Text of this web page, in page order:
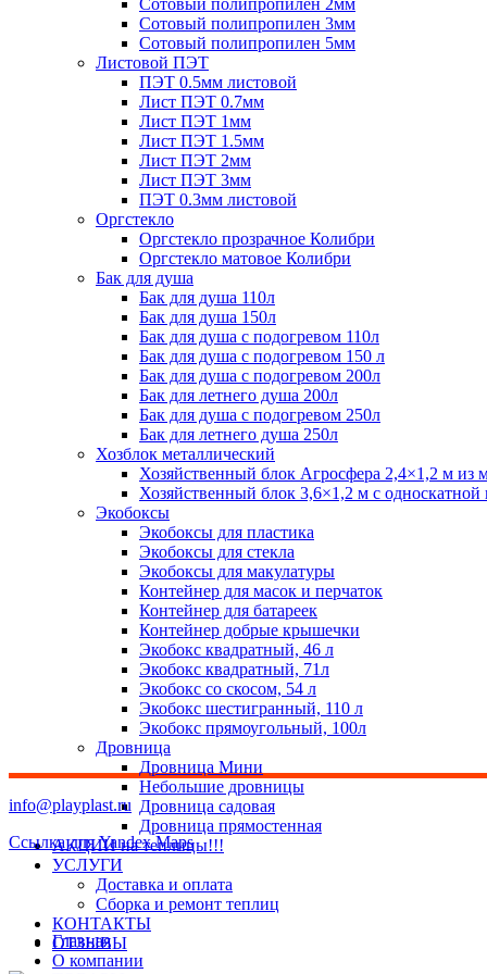
Сотовый полипропилен 2мм
Сотовый полипропилен 3мм
Сотовый полипропилен 5мм
Листовой ПЭТ
ПЭТ 0.5мм листовой
Лист ПЭТ 0.7мм
Лист ПЭТ 1мм
Лист ПЭТ 1.5мм
Лист ПЭТ 2мм
Лист ПЭТ 3мм
ПЭТ 0.3мм листовой
Оргстекло
Оргстекло прозрачное Колибри
Оргстекло матовое Колибри
Бак для душа
Бак для душа 110л
Бак для душа 150л
Бак для душа с подогревом 110л
Бак для душа с подогревом 150 л
Бак для душа с подогревом 200л
Бак для летнего душа 200л
Бак для душа с подогревом 250л
Бак для летнего душа 250л
Хозблок металлический
Хозяйственный блок Агросфера 2,4×1,2 м из
Хозяйственный блок 3,6×1,2 м с
Экобоксы
Экобоксы для пластика
Экобоксы для стекла
Экобоксы для макулатуры
Контейнер для масок и перчаток
Контейнер для батареек
Контейнер добрые крышечки
Экобокс квадратный, 46 л
Экобокс квадратный, 71л
Экобокс со скосом, 54 л
Экобокс шестигранный, 110 л
Экобокс прямоугольный, 100л
Дровница
Дровница Мини
Небольшие дровницы
Дровница садовая
Дровница прямостенная
АКЦИИ на теплицы!!!
УСЛУГИ
Доставка и оплата
Сборка и ремонт теплиц
КОНТАКТЫ
ОТЗЫВЫ
info@playplast.ru
Ссылка для Yandex Maps
Главная
О компании